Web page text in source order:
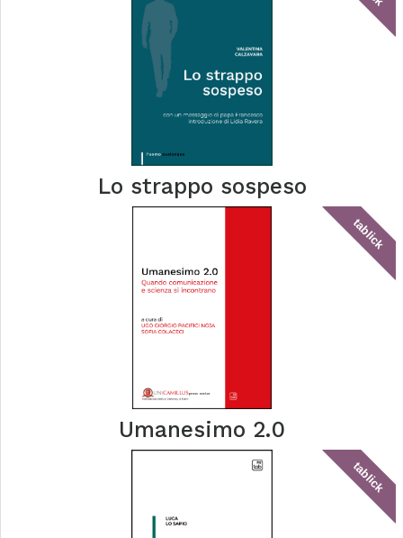
Lo strappo sospeso
tablick
Umanesimo 2.0
tablick